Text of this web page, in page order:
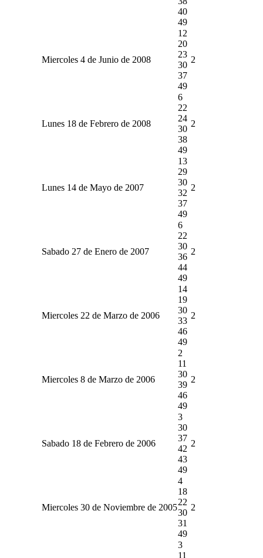
40
49
Miercoles 4 de Junio de 2008
12
20
23
30
37
49
2
Lunes 18 de Febrero de 2008
6
22
24
30
38
49
2
Lunes 14 de Mayo de 2007
13
29
30
32
37
49
2
Sabado 27 de Enero de 2007
6
22
30
36
44
49
2
Miercoles 22 de Marzo de 2006
14
19
30
33
46
49
2
Miercoles 8 de Marzo de 2006
2
11
30
39
46
49
2
Sabado 18 de Febrero de 2006
3
30
37
42
43
49
2
Miercoles 30 de Noviembre de 2005
4
18
22
30
31
49
2
3
11